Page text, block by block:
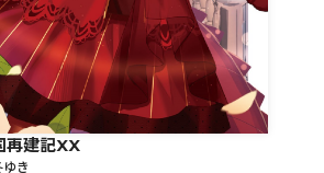
コミックガルド
再建記XX
き